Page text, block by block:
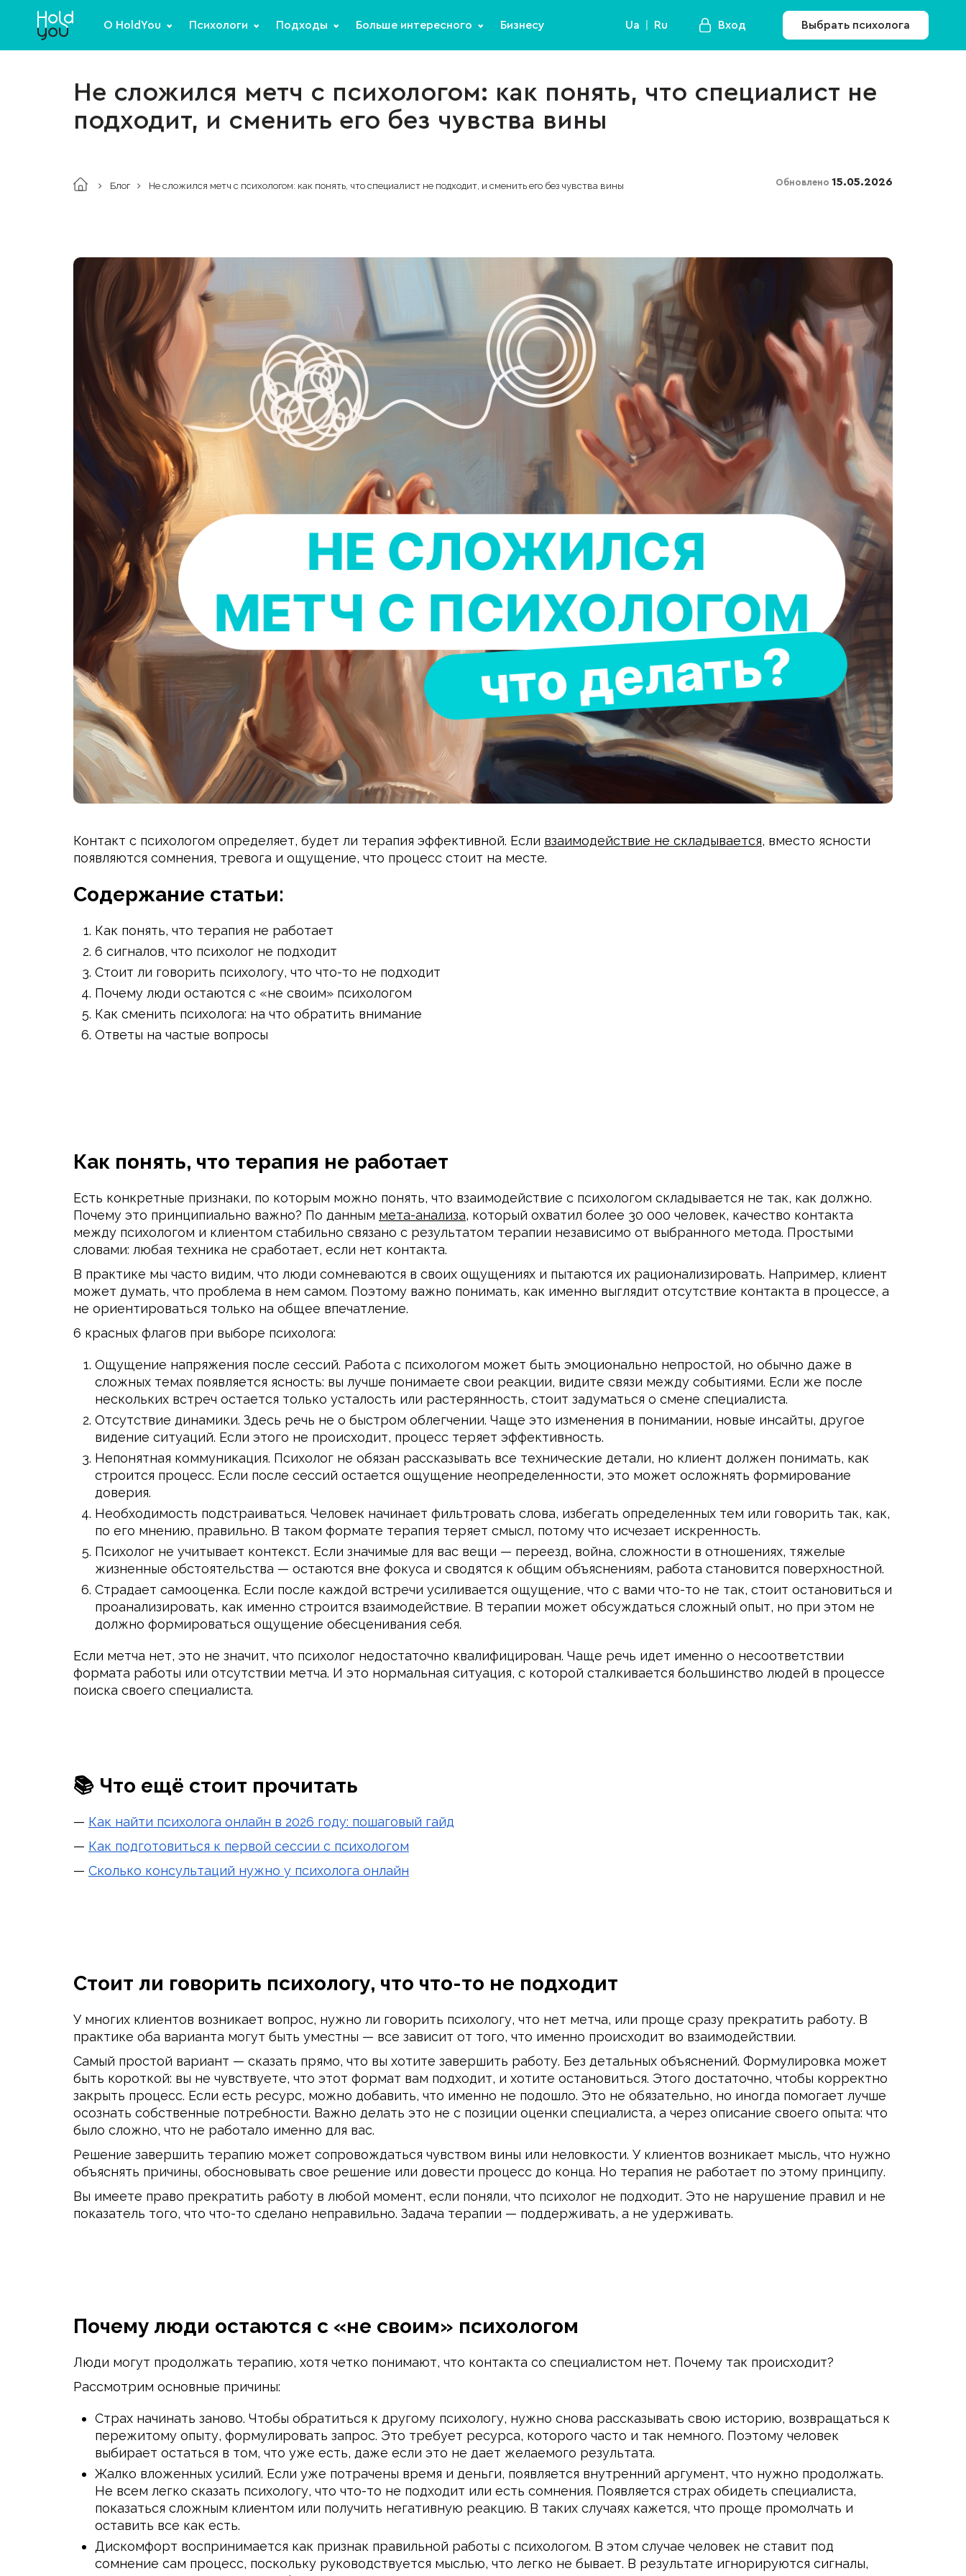
О HoldYou Психологи Подходы Больше интересного Бизнесу Ua Ru Вход Выбрать психолога
Не сложился метч с психологом: как понять, что специалист не
подходит, и сменить его без чувства вины
Блог Не сложился метч с психологом: как понять, что специалист не подходит, и сменить его без чувства вины Обновлено 15.05.2026
Контакт с психологом определяет, будет ли терапия эффективной. Если взаимодействие не складывается, вместо ясности
появляются сомнения, тревога и ощущение, что процесс стоит на месте.
Содержание статьи:
Как понять, что терапия не работает
6 сигналов, что психолог не подходит
Стоит ли говорить психологу, что что-то не подходит
Почему люди остаются с «не своим» психологом
Как сменить психолога: на что обратить внимание
Ответы на частые вопросы
Как понять, что терапия не работает
Есть конкретные признаки, по которым можно понять, что взаимодействие с психологом складывается не так, как должно.
Почему это принципиально важно? По данным мета-анализа, который охватил более 30 000 человек, качество контакта
между психологом и клиентом стабильно связано с результатом терапии независимо от выбранного метода. Простыми
словами: любая техника не сработает, если нет контакта.
В практике мы часто видим, что люди сомневаются в своих ощущениях и пытаются их рационализировать. Например, клиент
может думать, что проблема в нем самом. Поэтому важно понимать, как именно выглядит отсутствие контакта в процессе, а
не ориентироваться только на общее впечатление.
6 красных флагов при выборе психолога:
Ощущение напряжения после сессий. Работа с психологом может быть эмоционально непростой, но обычно даже в
сложных темах появляется ясность: вы лучше понимаете свои реакции, видите связи между событиями. Если же после
нескольких встреч остается только усталость или растерянность, стоит задуматься о смене специалиста.
Отсутствие динамики. Здесь речь не о быстром облегчении. Чаще это изменения в понимании, новые инсайты, другое
видение ситуаций. Если этого не происходит, процесс теряет эффективность.
Непонятная коммуникация. Психолог не обязан рассказывать все технические детали, но клиент должен понимать, как
строится процесс. Если после сессий остается ощущение неопределенности, это может осложнять формирование
доверия.
Необходимость подстраиваться. Человек начинает фильтровать слова, избегать определенных тем или говорить так, как,
по его мнению, правильно. В таком формате терапия теряет смысл, потому что исчезает искренность.
Психолог не учитывает контекст. Если значимые для вас вещи — переезд, война, сложности в отношениях, тяжелые
жизненные обстоятельства — остаются вне фокуса и сводятся к общим объяснениям, работа становится поверхностной.
Страдает самооценка. Если после каждой встречи усиливается ощущение, что с вами что-то не так, стоит остановиться и
проанализировать, как именно строится взаимодействие. В терапии может обсуждаться сложный опыт, но при этом не
должно формироваться ощущение обесценивания себя.
Если метча нет, это не значит, что психолог недостаточно квалифицирован. Чаще речь идет именно о несоответствии
формата работы или отсутствии метча. И это нормальная ситуация, с которой сталкивается большинство людей в процессе
поиска своего специалиста.
📚 Что ещё стоит прочитать
— Как найти психолога онлайн в 2026 году: пошаговый гайд
— Как подготовиться к первой сессии с психологом
— Сколько консультаций нужно у психолога онлайн
Стоит ли говорить психологу, что что-то не подходит
У многих клиентов возникает вопрос, нужно ли говорить психологу, что нет метча, или проще сразу прекратить работу. В
практике оба варианта могут быть уместны — все зависит от того, что именно происходит во взаимодействии.
Самый простой вариант — сказать прямо, что вы хотите завершить работу. Без детальных объяснений. Формулировка может
быть короткой: вы не чувствуете, что этот формат вам подходит, и хотите остановиться. Этого достаточно, чтобы корректно
закрыть процесс. Если есть ресурс, можно добавить, что именно не подошло. Это не обязательно, но иногда помогает лучше
осознать собственные потребности. Важно делать это не с позиции оценки специалиста, а через описание своего опыта: что
было сложно, что не работало именно для вас.
Решение завершить терапию может сопровождаться чувством вины или неловкости. У клиентов возникает мысль, что нужно
объяснять причины, обосновывать свое решение или довести процесс до конца. Но терапия не работает по этому принципу.
Вы имеете право прекратить работу в любой момент, если поняли, что психолог не подходит. Это не нарушение правил и не
показатель того, что что-то сделано неправильно. Задача терапии — поддерживать, а не удерживать.
Почему люди остаются с «не своим» психологом
Люди могут продолжать терапию, хотя четко понимают, что контакта со специалистом нет. Почему так происходит?
Рассмотрим основные причины:
Страх начинать заново. Чтобы обратиться к другому психологу, нужно снова рассказывать свою историю, возвращаться к
пережитому опыту, формулировать запрос. Это требует ресурса, которого часто и так немного. Поэтому человек
выбирает остаться в том, что уже есть, даже если это не дает желаемого результата.
Жалко вложенных усилий. Если уже потрачены время и деньги, появляется внутренний аргумент, что нужно продолжать.
Не всем легко сказать психологу, что что-то не подходит или есть сомнения. Появляется страх обидеть специалиста,
показаться сложным клиентом или получить негативную реакцию. В таких случаях кажется, что проще промолчать и
оставить все как есть.
Дискомфорт воспринимается как признак правильной работы с психологом. В этом случае человек не ставит под
сомнение сам процесс, поскольку руководствуется мыслью, что легко не бывает. В результате игнорируются сигналы,